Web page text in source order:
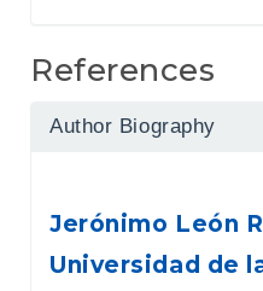
References
Author Biography
Jerónimo León
Universidad de